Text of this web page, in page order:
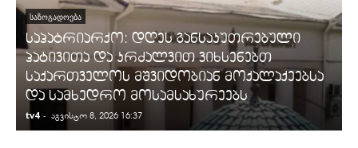
ᲡᲐᲖᲝᲒᲐᲓᲝᲔᲑᲐ
საპატრიარქო: დღეს განსაკუთრებული
პატივითა და კრძალვით ვიხსენებთ
საქართველოს მშვიდობიან მოქალაქეებსა
და სამხედრო მოსამსახურეებს
tv4 - აგვისტო 8, 2026 16:37